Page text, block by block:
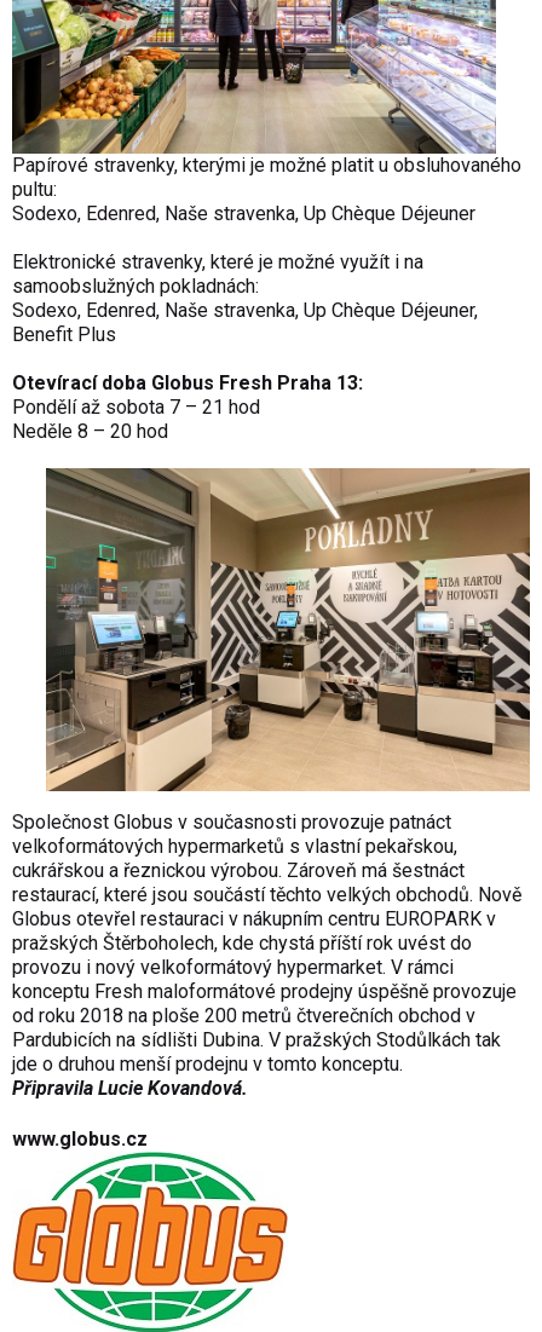
Papírové stravenky, kterými je možné platit u obsluhovaného
pultu:
Sodexo, Edenred, Naše stravenka, Up Chèque Déjeuner
Elektronické stravenky, které je možné využít i na
samoobslužných pokladnách:
Sodexo, Edenred, Naše stravenka, Up Chèque Déjeuner,
Benefit Plus
Otevírací doba Globus Fresh Praha 13:
Pondělí až sobota 7 – 21 hod
Neděle 8 – 20 hod
Společnost Globus v současnosti provozuje patnáct
velkoformátových hypermarketů s vlastní pekařskou,
cukrářskou a řeznickou výrobou. Zároveň má šestnáct
restaurací, které jsou součástí těchto velkých obchodů. Nově
Globus otevřel restauraci v nákupním centru EUROPARK v
pražských Štěrboholech, kde chystá příští rok uvést do
provozu i nový velkoformátový hypermarket. V rámci
konceptu Fresh maloformátové prodejny úspěšně provozuje
od roku 2018 na ploše 200 metrů čtverečních obchod v
Pardubicích na sídlišti Dubina. V pražských Stodůlkách tak
jde o druhou menší prodejnu v tomto konceptu.
Připravila Lucie Kovandová.
www.globus.cz